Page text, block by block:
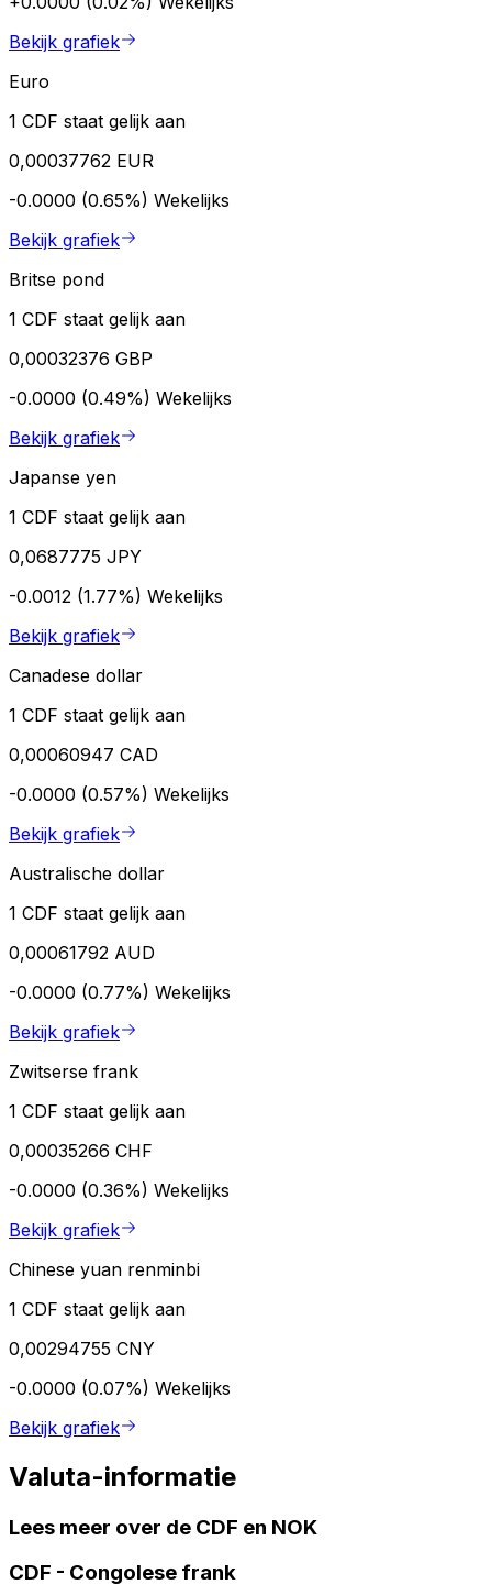
Bekijk grafiek
Euro
1 CDF staat gelijk aan
0,00037762 EUR
-0.0000 (0.65%) Wekelijks
Bekijk grafiek
Britse pond
1 CDF staat gelijk aan
0,00032376 GBP
-0.0000 (0.49%) Wekelijks
Bekijk grafiek
Japanse yen
1 CDF staat gelijk aan
0,0687775 JPY
-0.0012 (1.77%) Wekelijks
Bekijk grafiek
Canadese dollar
1 CDF staat gelijk aan
0,00060947 CAD
-0.0000 (0.57%) Wekelijks
Bekijk grafiek
Australische dollar
1 CDF staat gelijk aan
0,00061792 AUD
-0.0000 (0.77%) Wekelijks
Bekijk grafiek
Zwitserse frank
1 CDF staat gelijk aan
0,00035266 CHF
-0.0000 (0.36%) Wekelijks
Bekijk grafiek
Chinese yuan renminbi
1 CDF staat gelijk aan
0,00294755 CNY
-0.0000 (0.07%) Wekelijks
Bekijk grafiek
Valuta-informatie
Lees meer over de CDF en NOK
CDF - Congolese frank